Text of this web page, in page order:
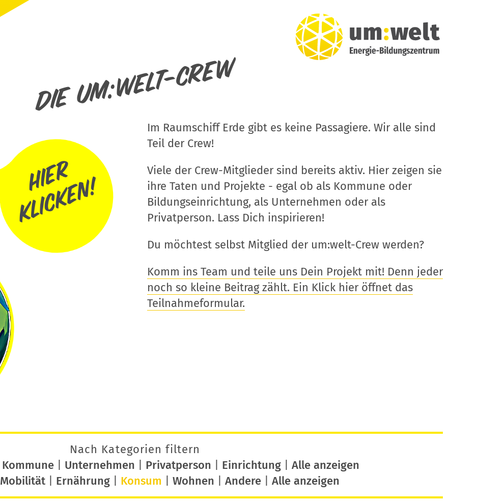
Die um:welt-Crew
Im Raumschiff Erde gibt es keine Passagiere. Wir alle sind
Teil der Crew!
Viele der Crew-Mitglieder sind bereits aktiv. Hier zeigen sie
ihre Taten und Projekte - egal ob als Kommune oder
Bildungseinrichtung, als Unternehmen oder als
Privatperson. Lass Dich inspirieren!
Du möchtest selbst Mitglied der um:welt-Crew werden?
Komm ins Team und teile uns Dein Projekt mit! Denn jeder
noch so kleine Beitrag zählt. Ein Klick hier öffnet das
Teilnahmeformular.
Nach Kategorien filtern
Kommune| Unternehmen Privatperson Einrichtung| Alle anzeigen
Mobilität Ernährung Konsum Wohnen Andere Alle anzeigen